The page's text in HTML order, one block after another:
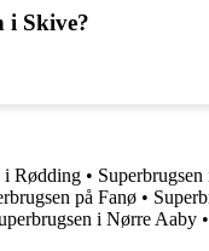
i Skive?
i Rødding •
på Fanø •
i Nørre Aaby •